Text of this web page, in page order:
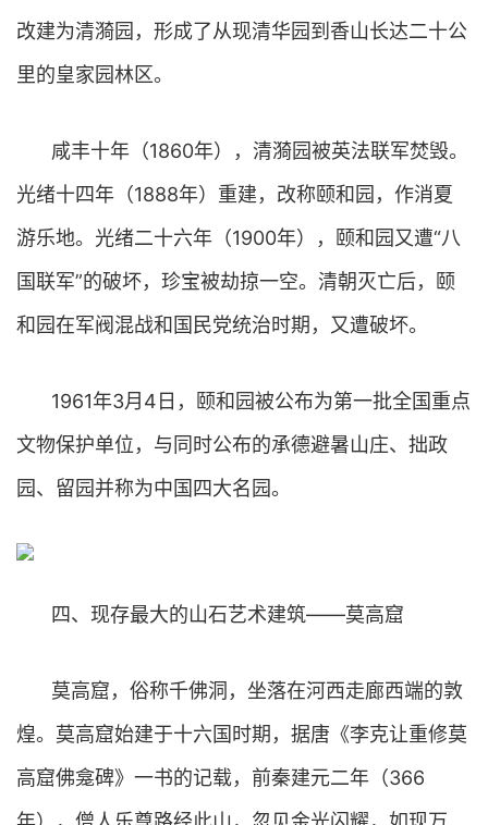
改建为清漪园，形成了从现清华园到香山长达二十公
里的皇家园林区。
咸丰十年（1860年），清漪园被英法联军焚毁。
光绪十四年（1888年）重建，改称颐和园，作消夏
游乐地。光绪二十六年（1900年），颐和园又遭“八
国联军”的破坏，珍宝被劫掠一空。清朝灭亡后，颐
和园在军阀混战和国民党统治时期，又遭破坏。
1961年3月4日，颐和园被公布为第一批全国重点
文物保护单位，与同时公布的承德避暑山庄、拙政
园、留园并称为中国四大名园。
四、现存最大的山石艺术建筑——莫高窟
莫高窟，俗称千佛洞，坐落在河西走廊西端的敦
煌。莫高窟始建于十六国时期，据唐《李克让重修莫
高窟佛龛碑》一书的记载，前秦建元二年（366